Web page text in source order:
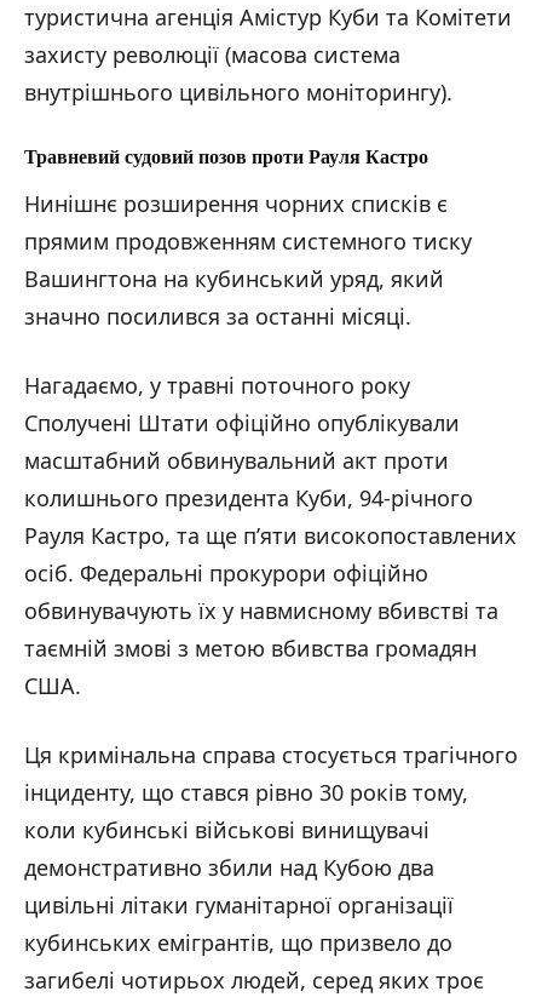
туристична агенція Амістур Куби та Комітети
захисту революції (масова система
внутрішнього цивільного моніторингу).
Травневий судовий позов проти Рауля Кастро
Нинішнє розширення чорних списків є
прямим продовженням системного тиску
Вашингтона на кубинський уряд, який
значно посилився за останні місяці.
Нагадаємо, у травні поточного року
Сполучені Штати офіційно опублікували
масштабний обвинувальний акт проти
колишнього президента Куби, 94-річного
Рауля Кастро, та ще п’яти високопоставлених
осіб. Федеральні прокурори офіційно
обвинувачують їх у навмисному вбивстві та
таємній змові з метою вбивства громадян
США.
Ця кримінальна справа стосується трагічного
інциденту, що стався рівно 30 років тому,
коли кубинські військові винищувачі
демонстративно збили над Кубою два
цивільні літаки гуманітарної організації
кубинських емігрантів, що призвело до
загибелі чотирьох людей, серед яких троє